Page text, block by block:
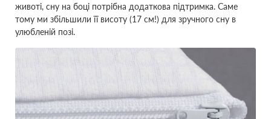
животі, сну на боці потрібна додаткова підтримка. Саме
тому ми збільшили її висоту (17 см!) для зручного сну в
улюбленій позі.